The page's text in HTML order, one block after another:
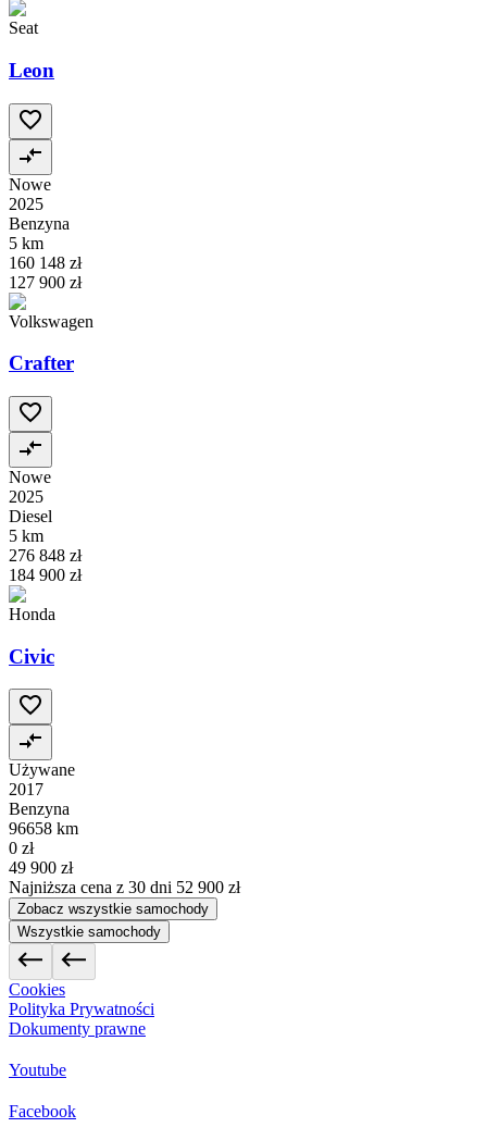
Seat
Leon
Nowe
2025
Benzyna
5 km
160 148 zł
127 900 zł
Volkswagen
Crafter
Nowe
2025
Diesel
5 km
276 848 zł
184 900 zł
Honda
Civic
Używane
2017
Benzyna
96658 km
0 zł
49 900 zł
Najniższa cena z 30 dni 52 900 zł
Zobacz wszystkie samochody
Wszystkie samochody
Cookies
Polityka Prywatności
Dokumenty prawne
Youtube
Facebook